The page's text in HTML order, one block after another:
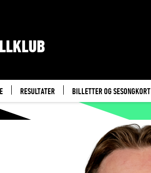
RESULTATER BILLETTER OG SESONGKORT